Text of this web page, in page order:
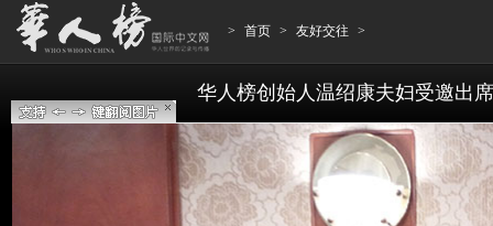
> 首页 > 友好交往 >
华人榜创始人温绍康夫妇受邀出